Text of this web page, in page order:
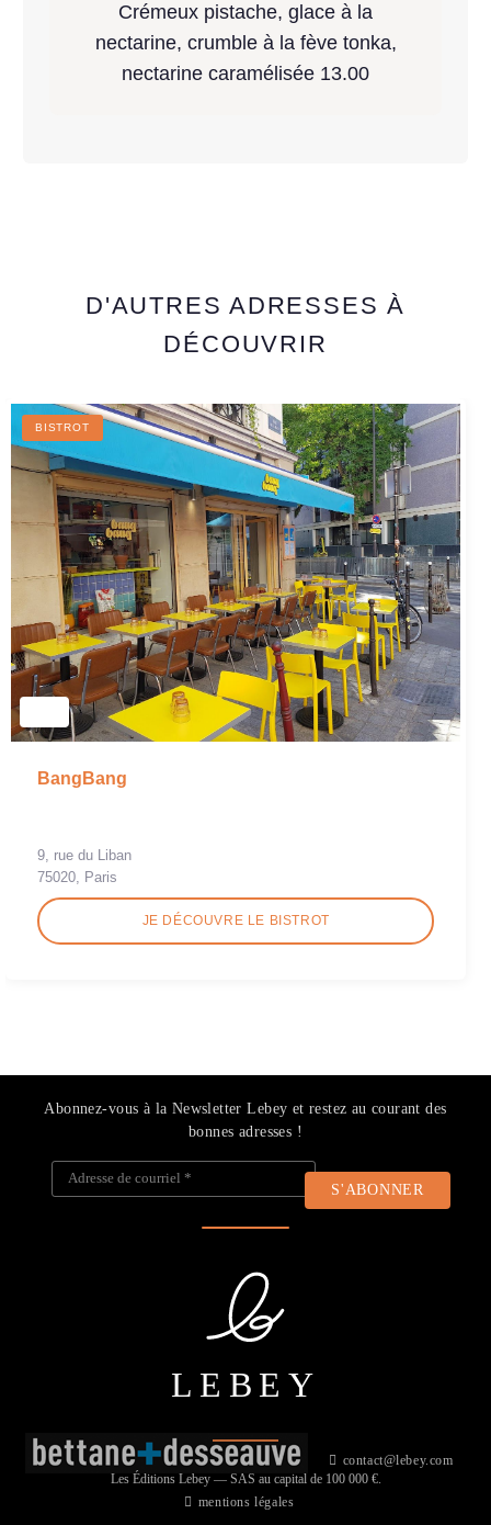
Crémeux pistache, glace à la
nectarine, crumble à la fève tonka,
nectarine caramélisée 13.00
D'AUTRES ADRESSES À
DÉCOUVRIR
BISTROT
BangBang
9, rue du Liban
75020, Paris
JE DÉCOUVRE LE BISTROT
contact@lebey.com
mentions légales
Abonnez-vous à la Newsletter Lebey et restez au courant des
bonnes adresses !
Adresse de courriel
LEBEY
Les Éditions Lebey — SAS au capital de 100 000 €.